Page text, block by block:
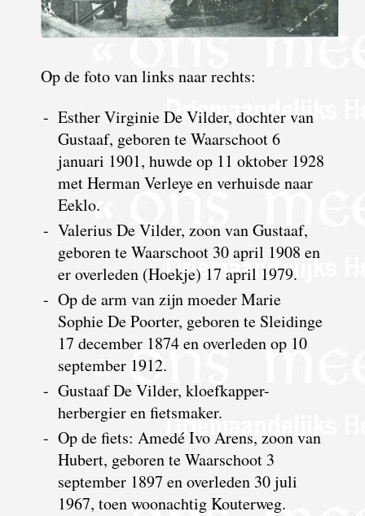
Op de foto van links naar rechts:
- Esther Virginie De Vilder, dochter van
Gustaaf, geboren te Waarschoot 6
januari 1901, huwde op 11 oktober 1928
met Herman Verleye en verhuisde naar
Eeklo.
- Valerius De Vilder, zoon van Gustaaf,
geboren te Waarschoot 30 april 1908 en
er overleden (Hoekje) 17 april 1979.
- Op de arm van zijn moeder Marie
Sophie De Poorter, geboren te Sleidinge
17 december 1874 en overleden op 10
september 1912.
- Gustaaf De Vilder, kloefkapper-
herbergier en fietsmaker.
- Op de fiets: Amedé Ivo Arens, zoon van
Hubert, geboren te Waarschoot 3
september 1897 en overleden 30 juli
1967, toen woonachtig Kouterweg.